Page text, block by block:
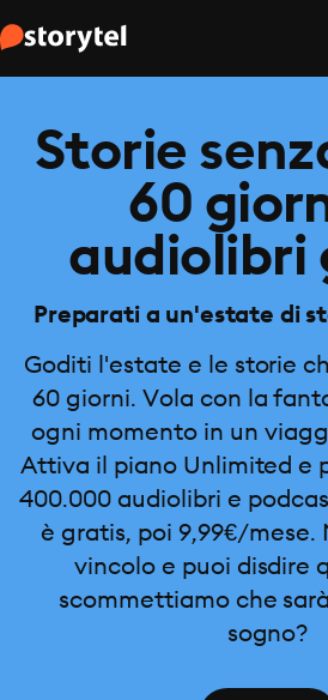
Storie
60
audiolibri
Preparati a un'estate di
Goditi l'estate e le storie
60 giorni. Vola con la
ogni momento in un
Attiva il piano Unlimited e
400.000 audiolibri e
è gratis, poi 9,99€/mese.
vincolo e puoi disdire
scommettiamo che
sogno?